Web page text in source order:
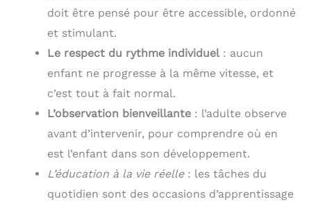
doit être pensé pour être accessible, ordonné
et stimulant.
Le respect du rythme individuel: aucun
enfant ne progresse à la même vitesse, et
c’est tout à fait normal.
L’observation bienveillante : l’adulte observe
avant d’intervenir, pour comprendre où en
est l’enfant dans son développement.
L’éducation à la vie réelle: les tâches du
quotidien sont des occasions d’apprentissage